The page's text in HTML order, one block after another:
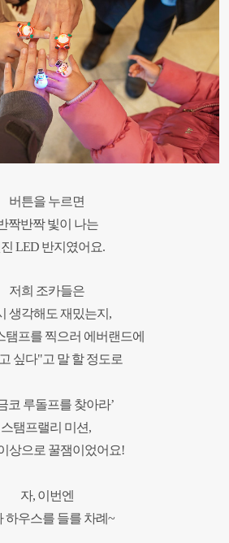
버튼을 누르면
짝반짝 빛이 나는
LED 반지였어요.
저희 조카들은
생각해도 재밌는지,
탬프를 찍으러 에버랜드에
싶다"고 말할 정도로
코 루돌프를 찾아라’
스탬프랠리 미션,
상으로 꿀잼이었어요!
자, 이번엔
하우스를 들를 차례~